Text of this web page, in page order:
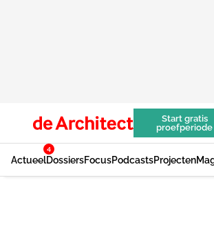
Start gratis
proefperiode
Actueel
4
DossiersFocusPodcastsProjecten